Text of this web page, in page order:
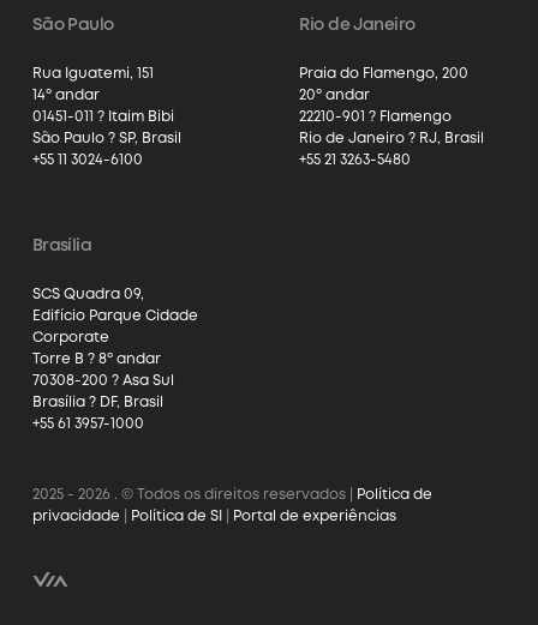
São Paulo
Rua Iguatemi, 151
14º andar
01451-011 ? Itaim Bibi
São Paulo ? SP, Brasil
+55 11 3024-6100
Rio de Janeiro
Praia do Flamengo, 200
20º andar
22210-901 ? Flamengo
Rio de Janeiro ? RJ, Brasil
+55 21 3263-5480
Brasília
SCS Quadra 09,
Edifício Parque Cidade
Corporate
Torre B ? 8º andar
70308-200 ? Asa Sul
Brasília ? DF, Brasil
+55 61 3957-1000
2025 - 2026 . © Todos os direitos reservados |
Política de
privacidade
Política de SI Portal de experiências